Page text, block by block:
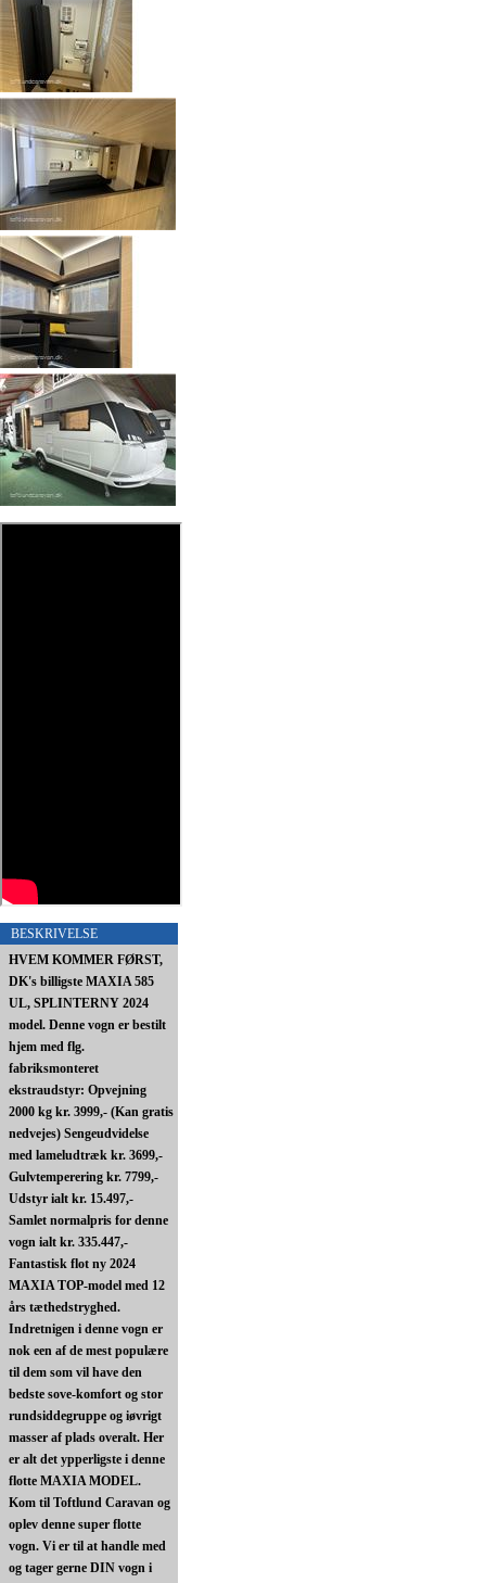
BESKRIVELSE
HVEM KOMMER FØRST,
DK's billigste MAXIA 585
UL, SPLINTERNY 2024
model. Denne vogn er bestilt
hjem med flg.
fabriksmonteret
ekstraudstyr: Opvejning
2000 kg kr. 3999,- (Kan gratis
nedvejes) Sengeudvidelse
med lameludtræk kr. 3699,-
Gulvtemperering kr. 7799,-
Udstyr ialt kr. 15.497,-
Samlet normalpris for denne
vogn ialt kr. 335.447,-
Fantastisk flot ny 2024
MAXIA TOP-model med 12
års tæthedstryghed.
Indretnigen i denne vogn er
nok een af de mest populære
til dem som vil have den
bedste sove-komfort og stor
rundsiddegruppe og iøvrigt
masser af plads overalt. Her
er alt det ypperligste i denne
flotte MAXIA MODEL.
Kom til Toftlund Caravan og
oplev denne super flotte
vogn. Vi er til at handle med
og tager gerne DIN vogn i